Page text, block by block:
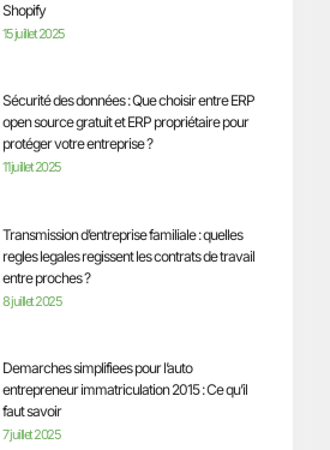
Shopify
15 juillet 2025
Sécurité des données : Que choisir entre ERP
open source gratuit et ERP propriétaire pour
protéger votre entreprise ?
11 juillet 2025
Transmission d’entreprise familiale : quelles
regles legales regissent les contrats de travail
entre proches ?
8 juillet 2025
Demarches simplifiees pour l’auto
entrepreneur immatriculation 2015 : Ce qu’il
faut savoir
7 juillet 2025